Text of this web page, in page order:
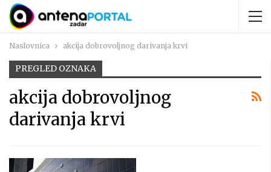
Naslovnica akcija dobrovoljnog darivanja krvi
PREGLED OZNAKA
akcija dobrovoljnog
darivanja krvi